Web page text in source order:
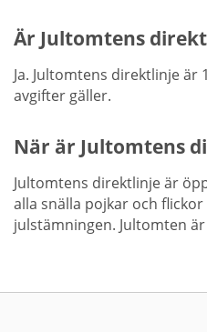
Är Jultomtens
Ja. Jultomtens direktlinje är
avgifter gäller.
När är Jultomtens
Jultomtens direktlinje är
alla snälla pojkar och
julstämningen. Jultomten